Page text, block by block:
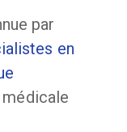
par
en